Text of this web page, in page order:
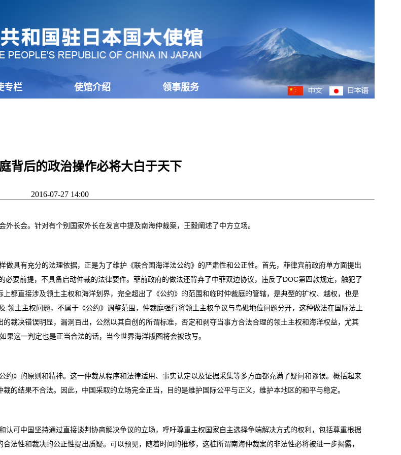
专栏 使馆介绍 领事服务
背后的政治操作必将大白于天下
2016-07-27 14:00
会。针对有个别国家外长在发言中提及南海仲裁案，王毅阐述了中方立场。
具有充分的法理依据，正是为了维护《联合国海洋法公约》的严肃性和公正性。首先，菲律宾前政府单方面提出
要前提，不具备启动仲裁的法律要件。菲前政府的做法还背弃了中菲双边协议，违反了DOC第四款规定，触犯了
都直接涉及领土主权和海洋划界，完全超出了《公约》的范围和临时仲裁庭的管辖，是典型的扩权、越权，也是
领土主权问题，不属于《公约》调整范围，仲裁庭强行将领土主权争议与岛礁地位问题分开，这种做法在国际法上
裁决错误明显，漏洞百出，公然以其自创的所谓标准，否定和剥夺当事方合法合理的领土主权和海洋权益，尤其
这一判定也是正当合法的话，当今世界海洋版图将会被改写。
》的原则和精神。这一仲裁从程序和法律适用、事实认定以及证据采集等多方面都充满了疑问和谬误。概括起来
的结果不合法。因此，中国采取的立场完全正当，目的是维护国际公平与正义，维护本地区的和平与稳定。
可中国坚持通过直接谈判协商解决争议的立场，呼吁尊重主权国家自主选择争端解决方式的权利，包括尊重根据
法性和裁决的公正性提出质疑。可以预见，随着时间的推移，这桩所谓南海仲裁案的非法性必将被进一步揭露，